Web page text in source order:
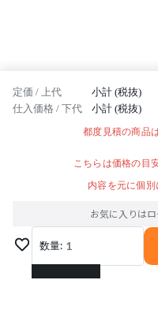
定価 / 上代 小計 (税抜)
仕入価格 / 下代 小計 (税抜)
都度見積の商品
こちらは価格の目
内容を元に個別
お気に入りは
数量: 1
1